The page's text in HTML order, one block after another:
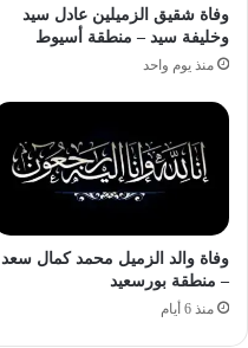
وفاة شقيق الزميلين عادل سيد
وخليفة سيد – منطقة أسيوط
منذ يوم واحد
وفاة والد الزميل محمد كمال سعد
– منطقة بورسعيد
منذ 6 أيام